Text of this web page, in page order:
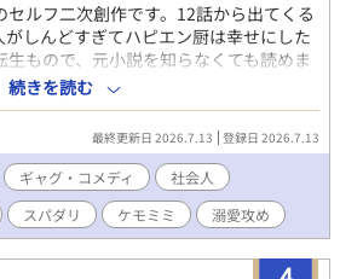
セルフ二次創作です。12話から出てくる
しんどすぎてハピエン厨は幸せにした
生もので、元小説を知らなくても読めま
話はこちら ※R18です、閲覧ご注意くだ
novel/552458178/820059292
続きを読む
最終更新日 2026.7.13 登録日 2026.7.13
ギャグ・コメディ
社会人
スパダリ ケモミミ 溺愛攻め